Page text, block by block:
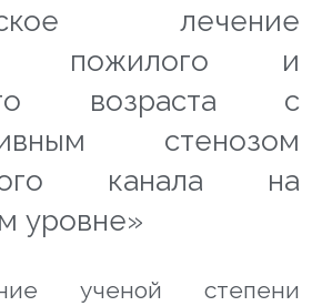
лечение
пожилого и
возраста с
стенозом
канала на
уровне»
ученой степени